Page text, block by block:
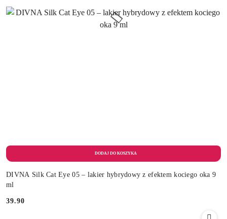
DIVNA Silk Cat Eye 05 – lakier hybrydowy z efektem kociego oka 9
ml
Cena:
39.90